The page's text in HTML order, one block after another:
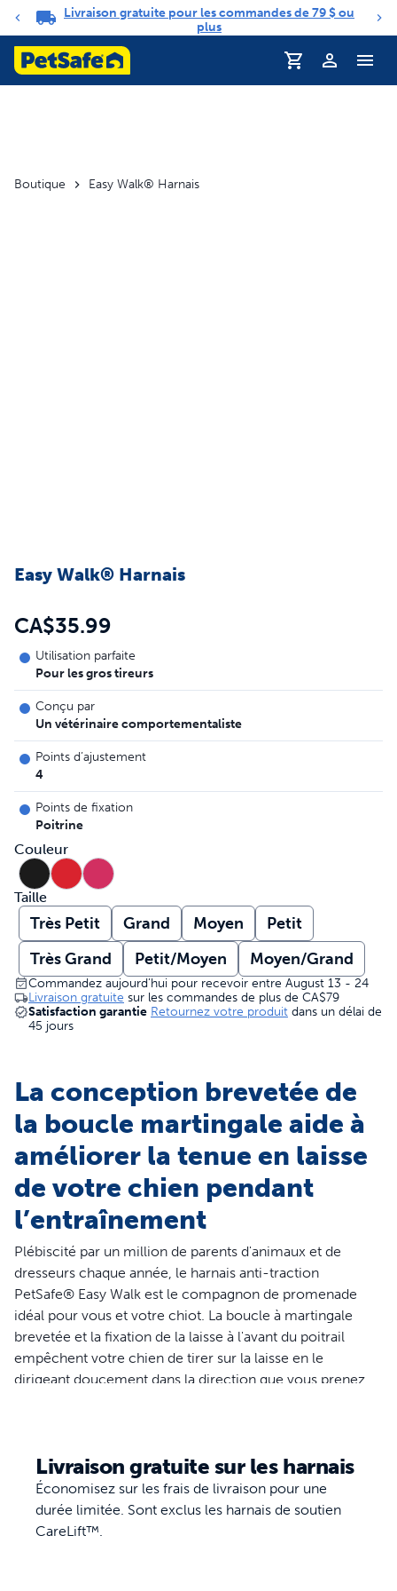
Carrousel de notifications
Livraison gratuite pour les commandes de 79 $ ou
plus
Profil
Boutique Easy Walk® Harnais
Easy Walk® Harnais
CA$35.99
Utilisation parfaite
Pour les gros tireurs
Conçu par
Un vétérinaire comportementaliste
Points d’ajustement
4
Points de fixation
Poitrine
Couleur
Taille
Très Petit Grand Moyen
Petit
Très Grand
Petit/Moyen Moyen/Grand
Commandez aujourd’hui pour recevoir entre August 13 - 24
Livraison gratuite sur les commandes de plus de CA$79
Satisfaction garantie Retournez votre produit dans un délai de
45 jours
La conception brevetée de
la boucle martingale aide à
améliorer la tenue en laisse
de votre chien pendant
l’entraînement
Plébiscité par un million de parents d'animaux et de
dresseurs chaque année, le harnais anti-traction
PetSafe® Easy Walk est le compagnon de promenade
idéal pour vous et votre chiot. La boucle à martingale
brevetée et la fixation de la laisse à l'avant du poitrail
empêchent votre chien de tirer sur la laisse en le
dirigeant doucement dans la direction que vous prenez.
les chiens qui tirent peu ou modérément sur leur laisse, il
est disponible dans une variété de couleurs et de
modèles pour permettre à votre chiot de se promener
avec classe. S'ajustant parfaitement en quelques minutes,
Livraison gratuite sur les harnais
Économisez sur les frais de livraison pour une
durée limitée. Sont exclus les harnais de soutien
CareLift™.